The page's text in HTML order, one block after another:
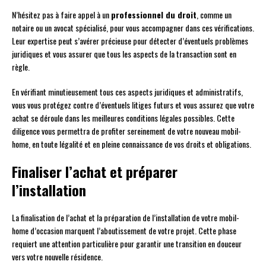
N’hésitez pas à faire appel à unprofessionnel du droit , comme un
notaire ou un avocat spécialisé, pour vous accompagner dans ces vérifications.
Leur expertise peut s’avérer précieuse pour détecter d’éventuels problèmes
juridiques et vous assurer que tous les aspects de la transaction sont en
règle.
En vérifiant minutieusement tous ces aspects juridiques et administratifs,
vous vous protégez contre d’éventuels litiges futurs et vous assurez que votre
achat se déroule dans les meilleures conditions légales possibles. Cette
diligence vous permettra de profiter sereinement de votre nouveau mobil-
home, en toute légalité et en pleine connaissance de vos droits et obligations.
Finaliser l’achat et préparer
l’installation
La finalisation de l’achat et la préparation de l’installation de votre mobil-
home d’occasion marquent l’aboutissement de votre projet. Cette phase
requiert une attention particulière pour garantir une transition en douceur
vers votre nouvelle résidence.